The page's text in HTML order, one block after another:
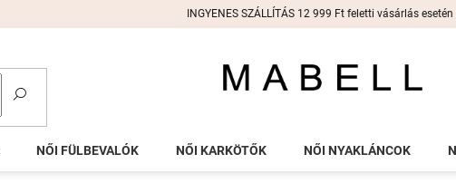
INGYENES SZÁLLÍTÁS 12 999 Ft feletti vásárlás esetén
NŐI FÜLBEVALÓK NŐI KARKÖTŐK NŐI NYAKLÁNCOK